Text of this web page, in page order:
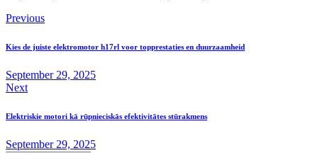
Post
navigation
Previous
Kies de juiste elektromotor h17rl voor topprestaties en duurzaamheid
September 29, 2025
Next
Elektriskie motori kā rūpnieciskās efektivitātes stūrakmens
September 29, 2025